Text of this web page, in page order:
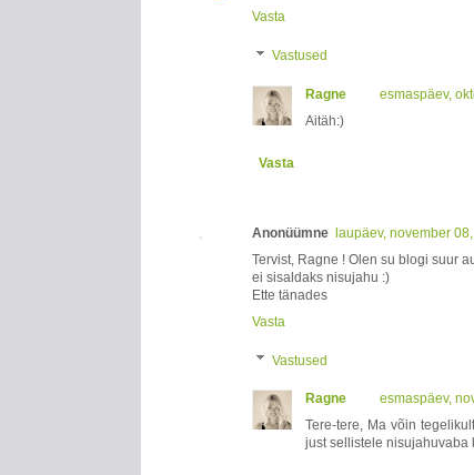
Vasta
Vastused
Ragne
esmaspäev,
Aitäh:)
Vasta
Anonüümne laupäev, november
Tervist, Ragne ! Olen su blogi suur
ei sisaldaks nisujahu :)
Ette tänades
Vasta
Vastused
Ragne
esmaspäev,
Tere-tere, Ma võin
just sellistele nisujahuvaba